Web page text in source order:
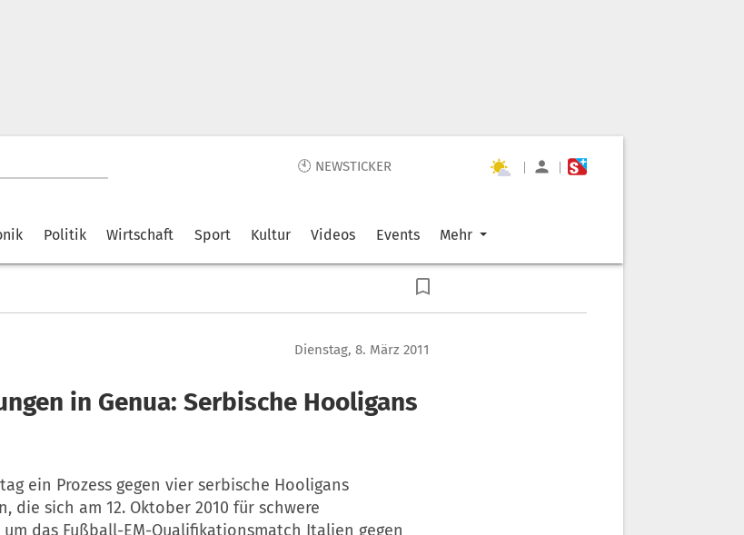
🕙 NEWSTICKER | |
Politik Wirtschaft Sport Kultur Videos Events Mehr
Dienstag, 8. März 2011
in Genua: Serbische Hooligans
ein Prozess gegen vier serbische Hooligans
die sich am 12. Oktober 2010 für schwere
das Fußball-EM-Qualifikationsmatch Italien gegen